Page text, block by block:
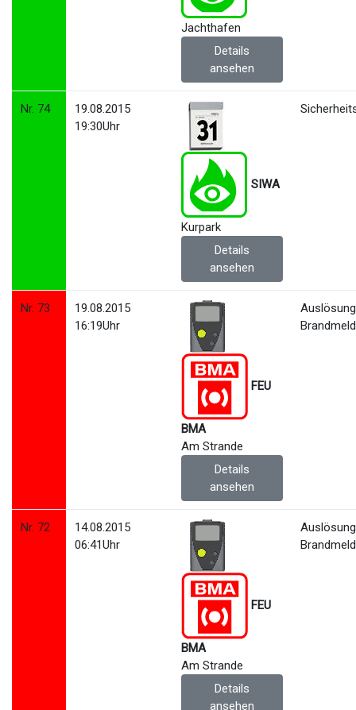
Jachthafen
Details
ansehen
Nr. 74
19.08.2015
19:30Uhr
SIWA
Kurpark
Details
ansehen
Nr. 73
19.08.2015
16:19Uhr
FEU
BMA
Am Strande
Details
ansehen
Auslösung
Nr. 72
14.08.2015
06:41Uhr
FEU
BMA
Am Strande
Details
ansehen
Auslösung